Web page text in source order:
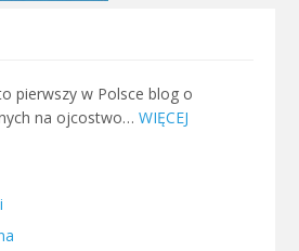
pierwszy w Polsce blog o
na ojcostwo…WIĘCEJ